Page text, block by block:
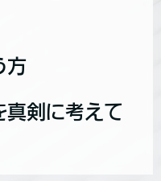
方
真剣に考えて